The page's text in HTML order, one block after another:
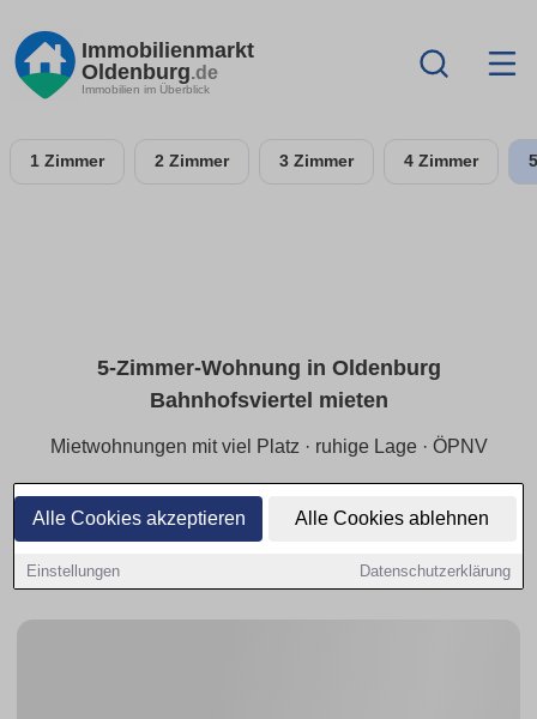
Alle Cookies akzeptieren Alle Cookies ablehnen
Einstellungen Datenschutzerklärung
Immobilienmarkt
Oldenburg.de
Immobilien im Überblick
1 Zimmer 2 Zimmer 3 Zimmer 4 Zimmer
5-Zimmer-Wohnung in Oldenburg
Bahnhofsviertel mieten
Mietwohnungen mit viel Platz · ruhige Lage · ÖPNV
Mietangebote in Oldenburg Bahnhofsviertel großzügig
wohnen: Wohnumfeld & Versorgung passen, Preisspanne
bleibt im Budget – Umland als Option für mehr